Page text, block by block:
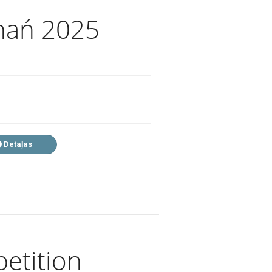
2025
Detaļas